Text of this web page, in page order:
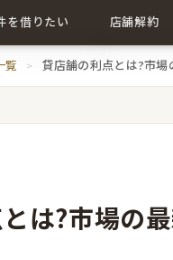
を借りたい
について詳しく
店舗解約
店舗解約
覧 貸店舗の利点とは?市場
は?市場の